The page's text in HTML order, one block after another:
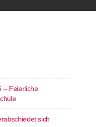
– Feierliche
sich